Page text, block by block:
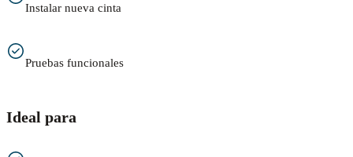
Instalar nueva cinta
Pruebas funcionales
Ideal para